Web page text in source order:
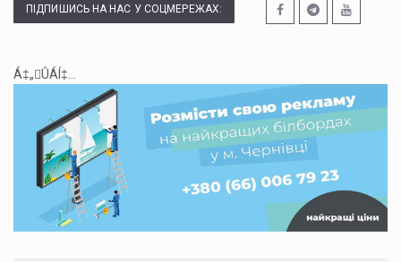
ПІДПИШИСЬ НА НАС У СОЦМЕРЕЖАХ:
Á‡„ÛÁÍ‡...